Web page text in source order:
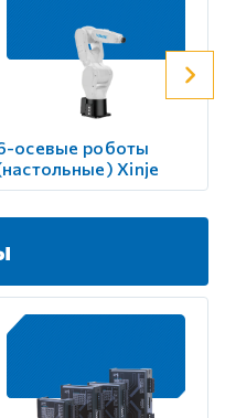
осевые роботы
Xinje